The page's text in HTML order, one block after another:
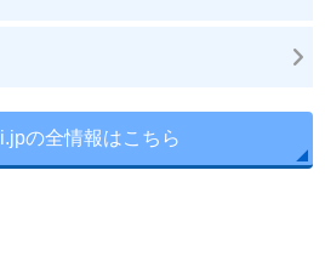
の全情報はこちら